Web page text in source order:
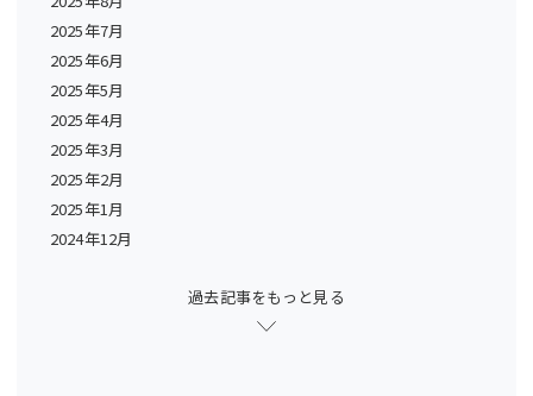
2025年7月
2025年6月
2025年5月
2025年4月
2025年3月
2025年2月
2025年1月
2024年12月
過去記事をもっと見る